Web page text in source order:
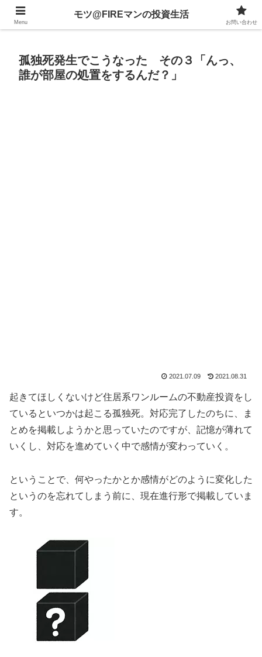
不動産、投資信託、暗号資産、株式、等々への投資について
孤独死発生でこうなった その３「んっ、
誰が部屋の処置をするんだ？」
2021.07.09 2021.08.31
起きてほしくないけど住居系ワンルームの不動産投資をし
ているといつかは起こる孤独死。対応完了したのちに、ま
とめを掲載しようかと思っていたのですが、記憶が薄れて
いくし、対応を進めていく中で感情が変わっていく。
ということで、何やったかとか感情がどのように変化した
というのを忘れてしまう前に、現在進行形で掲載していま
す。
Menu
モツ@FIREマンの投資生活
お問い合わせ